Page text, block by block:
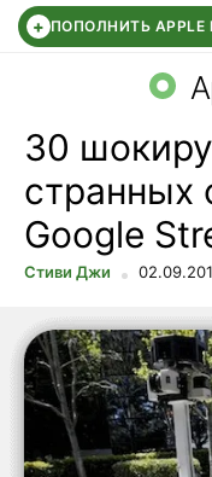
+ ПОПОЛНИТЬ APPLE
СБЕР КИДС
30
странных
Google
Стиви Джи